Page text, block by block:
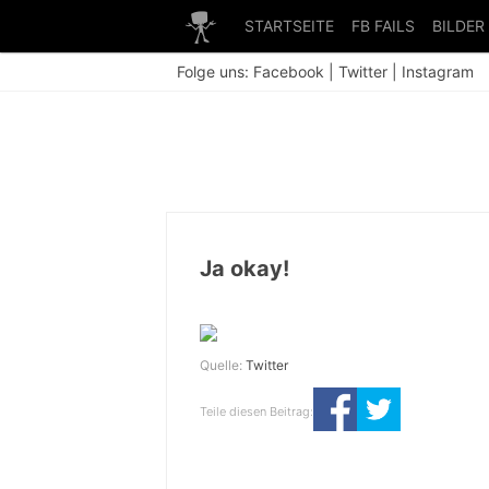
STARTSEITE FB FAILS BILDER
Folge uns: Facebook Twitter Instagram
Ja okay!
Quelle: Twitter
Teile diesen Beitrag: